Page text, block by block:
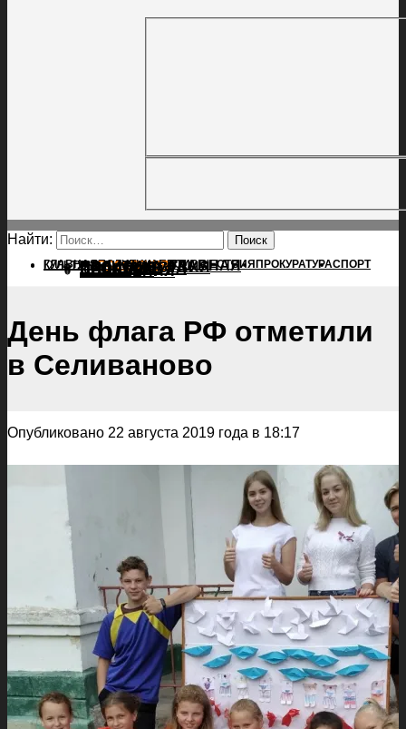
Найти:
ГЛАВНАЯПОЛИТИКАПРОИСШЕСТВИЯ ПРОКУРАТУРАСПОРТ
КУЛЬТУРАПОСЕЛЕНИЯГЛАВНАЯ
ПОЛИТИКА
ПРОИСШЕСТВИЯ
ПРОКУРАТУРА
СПОРТ
КУЛЬТУРА
ПОСЕЛЕНИЯ
День флага РФ отметили
в Селиваново
Опубликовано 22 августа 2019 года в 18:17